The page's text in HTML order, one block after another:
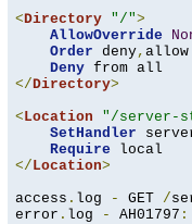
<Directory "/">
AllowOverride
Order deny, allow
Deny
</Directory>
<Location "/server-
SetHandler
Require
</Location>
access . log - GET /
error . log - AH01797 :